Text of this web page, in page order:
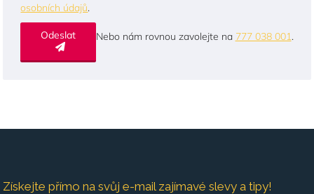
osobních údajů.
Nebo nám rovnou zavolejte na 777 038 001.
Získejte přímo na svůj e-mail zajímavé slevy a tipy!